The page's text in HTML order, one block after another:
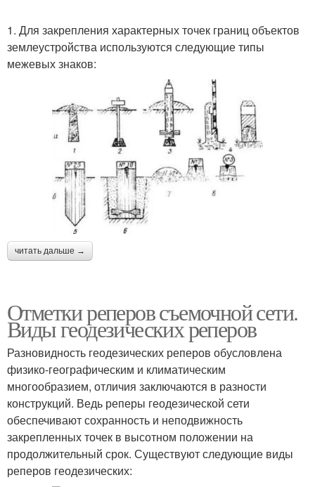
1. Для закрепления характерных точек границ объектов
землеустройства используются следующие типы
межевых знаков:
читать дальше →
Отметки реперов съемочной сети.
Виды геодезических реперов
Разновидность геодезических реперов обусловлена
физико-географическим и климатическим
многообразием, отличия заключаются в разности
конструкций. Ведь реперы геодезической сети
обеспечивают сохранность и неподвижность
закрепленных точек в высотном положении на
продолжительный срок. Существуют следующие виды
реперов геодезических: